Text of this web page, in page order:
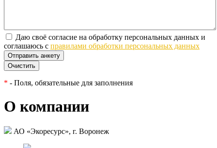
Даю своё согласие на обработку персональных данных и
соглашаюсь с правилами обработки персональных данных
* - Поля, обязательные для заполнения
О компании
АО «Экоресурс», г. Воронеж